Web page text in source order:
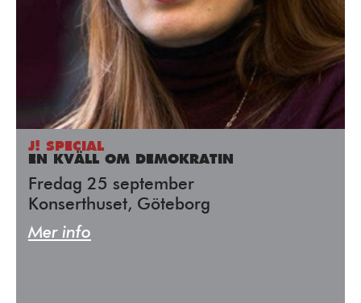
J! SPECIAL
EN KVÄLL OM DEMOKRATIN
Fredag 25 september
Konserthuset, Göteborg
Mer info